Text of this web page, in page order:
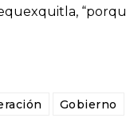
Gobierno